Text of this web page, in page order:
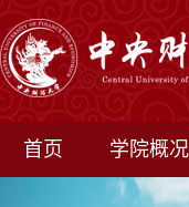
首页 学院概况